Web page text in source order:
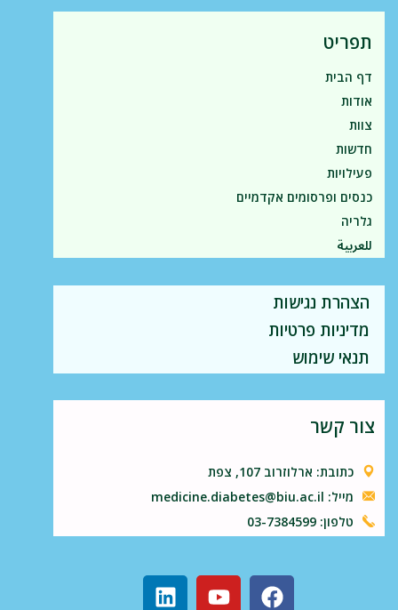
תפריט
דף הבית
אודות
צוות
חדשות
פעילויות
כנסים ופרסומים אקדמיים
גלריה
للعربية
הצהרת נגישות
מדיניות פרטיות
תנאי שימוש
צור קשר
כתובת: ארלוזרוב 107, צפת
מייל: medicine.diabetes@biu.ac.il
טלפון: 03-7384599